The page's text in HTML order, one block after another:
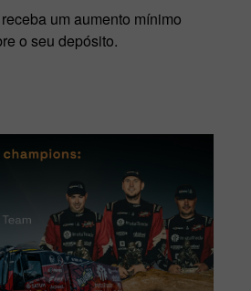
um aumento mínimo
o seu depósito.